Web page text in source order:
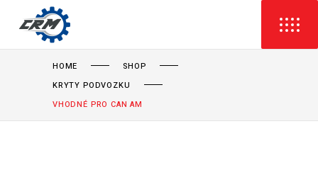
HOME
SHOP
KRYTY PODVOZKU
VHODNÉ PRO CAN AM